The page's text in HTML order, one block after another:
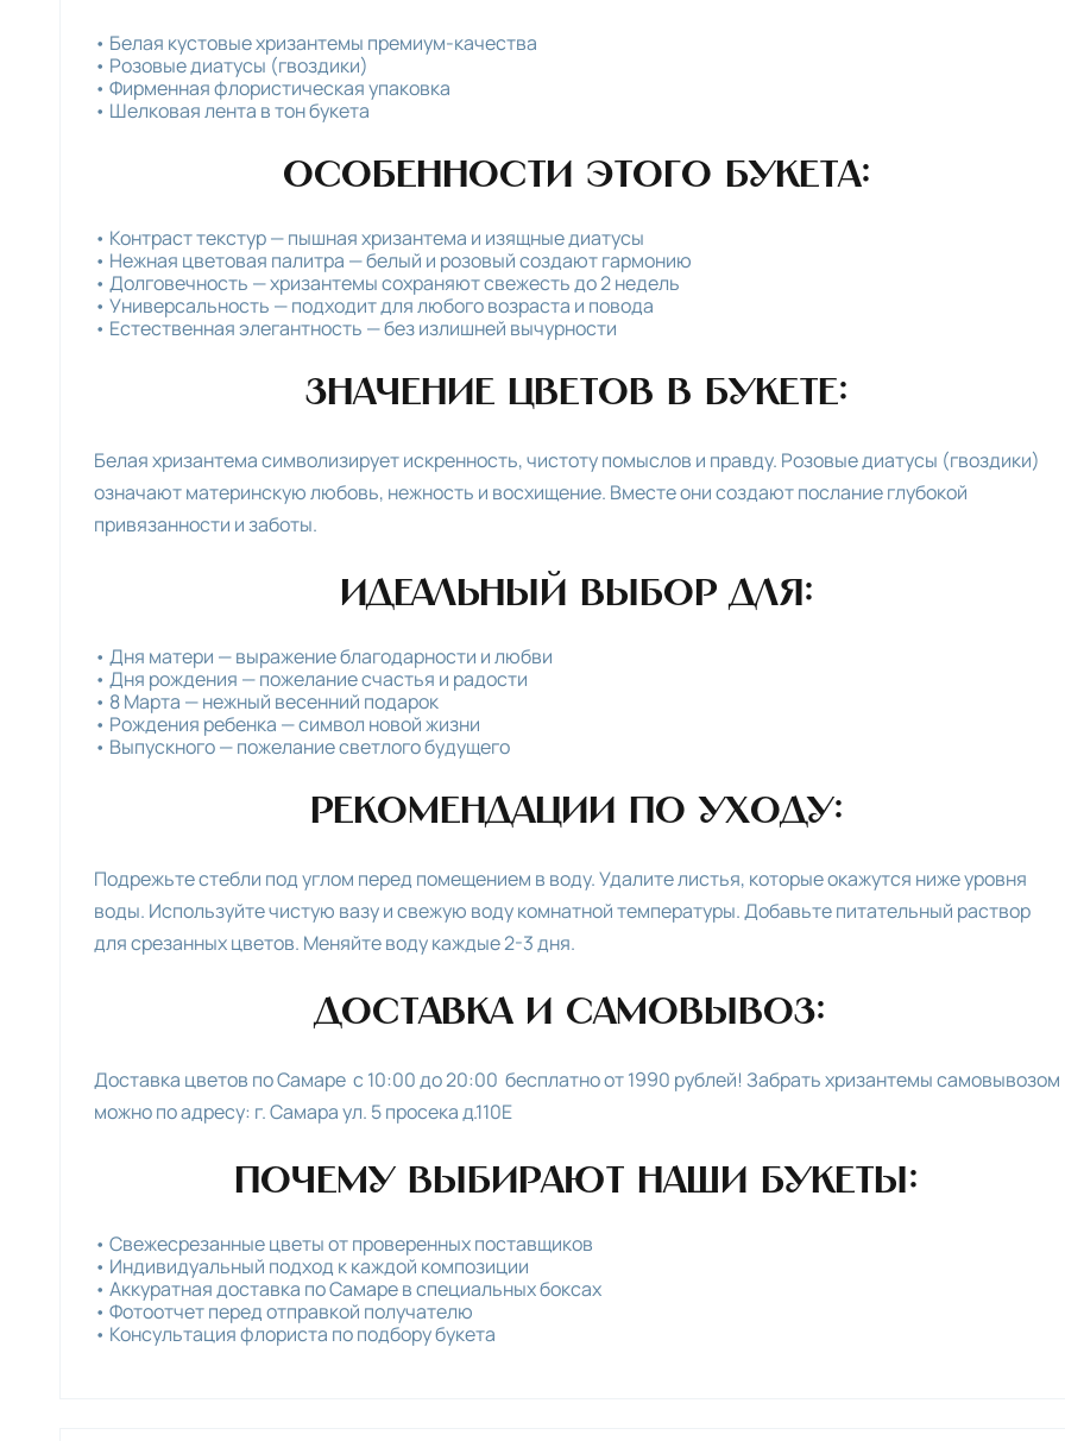
Белая кустовые хризантемы премиум-качества
Розовые диатусы (гвоздики)
Фирменная флористическая упаковка
Шелковая лента в тон букета
Особенности этого букета:
Контраст текстур — пышная хризантема и изящные диатусы
Нежная цветовая палитра — белый и розовый создают гармонию
Долговечность — хризантемы сохраняют свежесть до 2 недель
Универсальность — подходит для любого возраста и повода
Естественная элегантность — без излишней вычурности
Значение цветов в букете:
Белая хризантема символизирует искренность, чистоту помыслов и правду. Розовые диатусы (гвоздики)
означают материнскую любовь, нежность и восхищение. Вместе они создают послание глубокой
привязанности и заботы.
Идеальный выбор для:
Дня матери — выражение благодарности и любви
Дня рождения — пожелание счастья и радости
8 Марта — нежный весенний подарок
Рождения ребенка — символ новой жизни
Выпускного — пожелание светлого будущего
Рекомендации по уходу:
Подрежьте стебли под углом перед помещением в воду. Удалите листья, которые окажутся ниже уровня
воды. Используйте чистую вазу и свежую воду комнатной температуры. Добавьте питательный раствор
для срезанных цветов. Меняйте воду каждые 2-3 дня.
Доставка и самовывоз:
Доставка цветов по Самаре с 10:00 до 20:00 бесплатно от 1990 рублей! Забрать хризантемы самовывозом
можно по адресу: г. Самара ул. 5 просека д.110Е
Почему выбирают наши букеты:
Свежесрезанные цветы от проверенных поставщиков
Индивидуальный подход к каждой композиции
Аккуратная доставка по Самаре в специальных боксах
Фотоотчет перед отправкой получателю
Консультация флориста по подбору букета